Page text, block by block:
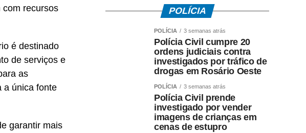
com recursos
é destinado
de serviços e
as
a única fonte
garantir mais
POLÍCIA
POLÍCIA 3 semanas atrás
Polícia Civil cumpre 20
ordens judiciais contra
investigados por tráfico de
drogas em Rosário Oeste
POLÍCIA 3 semanas atrás
Polícia Civil prende
investigado por vender
imagens de crianças em
cenas de estupro